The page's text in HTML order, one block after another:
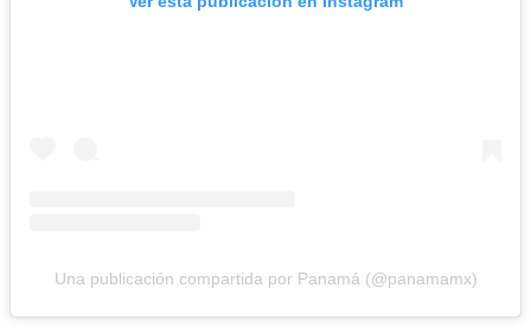
Una publicación compartida por Panamá (@panamamx)